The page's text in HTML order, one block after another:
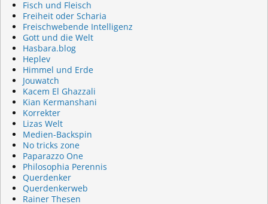
Fisch und Fleisch
Freiheit oder Scharia
Freischwebende Intelligenz
Gott und die Welt
Hasbara.blog
Heplev
Himmel und Erde
Jouwatch
Kacem El Ghazzali
Kian Kermanshani
Korrekter
Lizas Welt
Medien-Backspin
No tricks zone
Paparazzo One
Philosophia Perennis
Querdenker
Querdenkerweb
Rainer Thesen